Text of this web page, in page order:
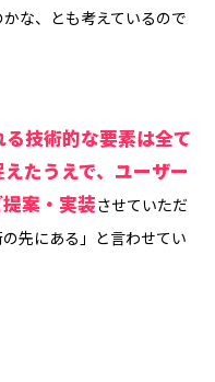
な、とも考えているので
技術的な要素は全て
たうえで、ユーザー
案・実装させていただ
先にある」と言わせてい